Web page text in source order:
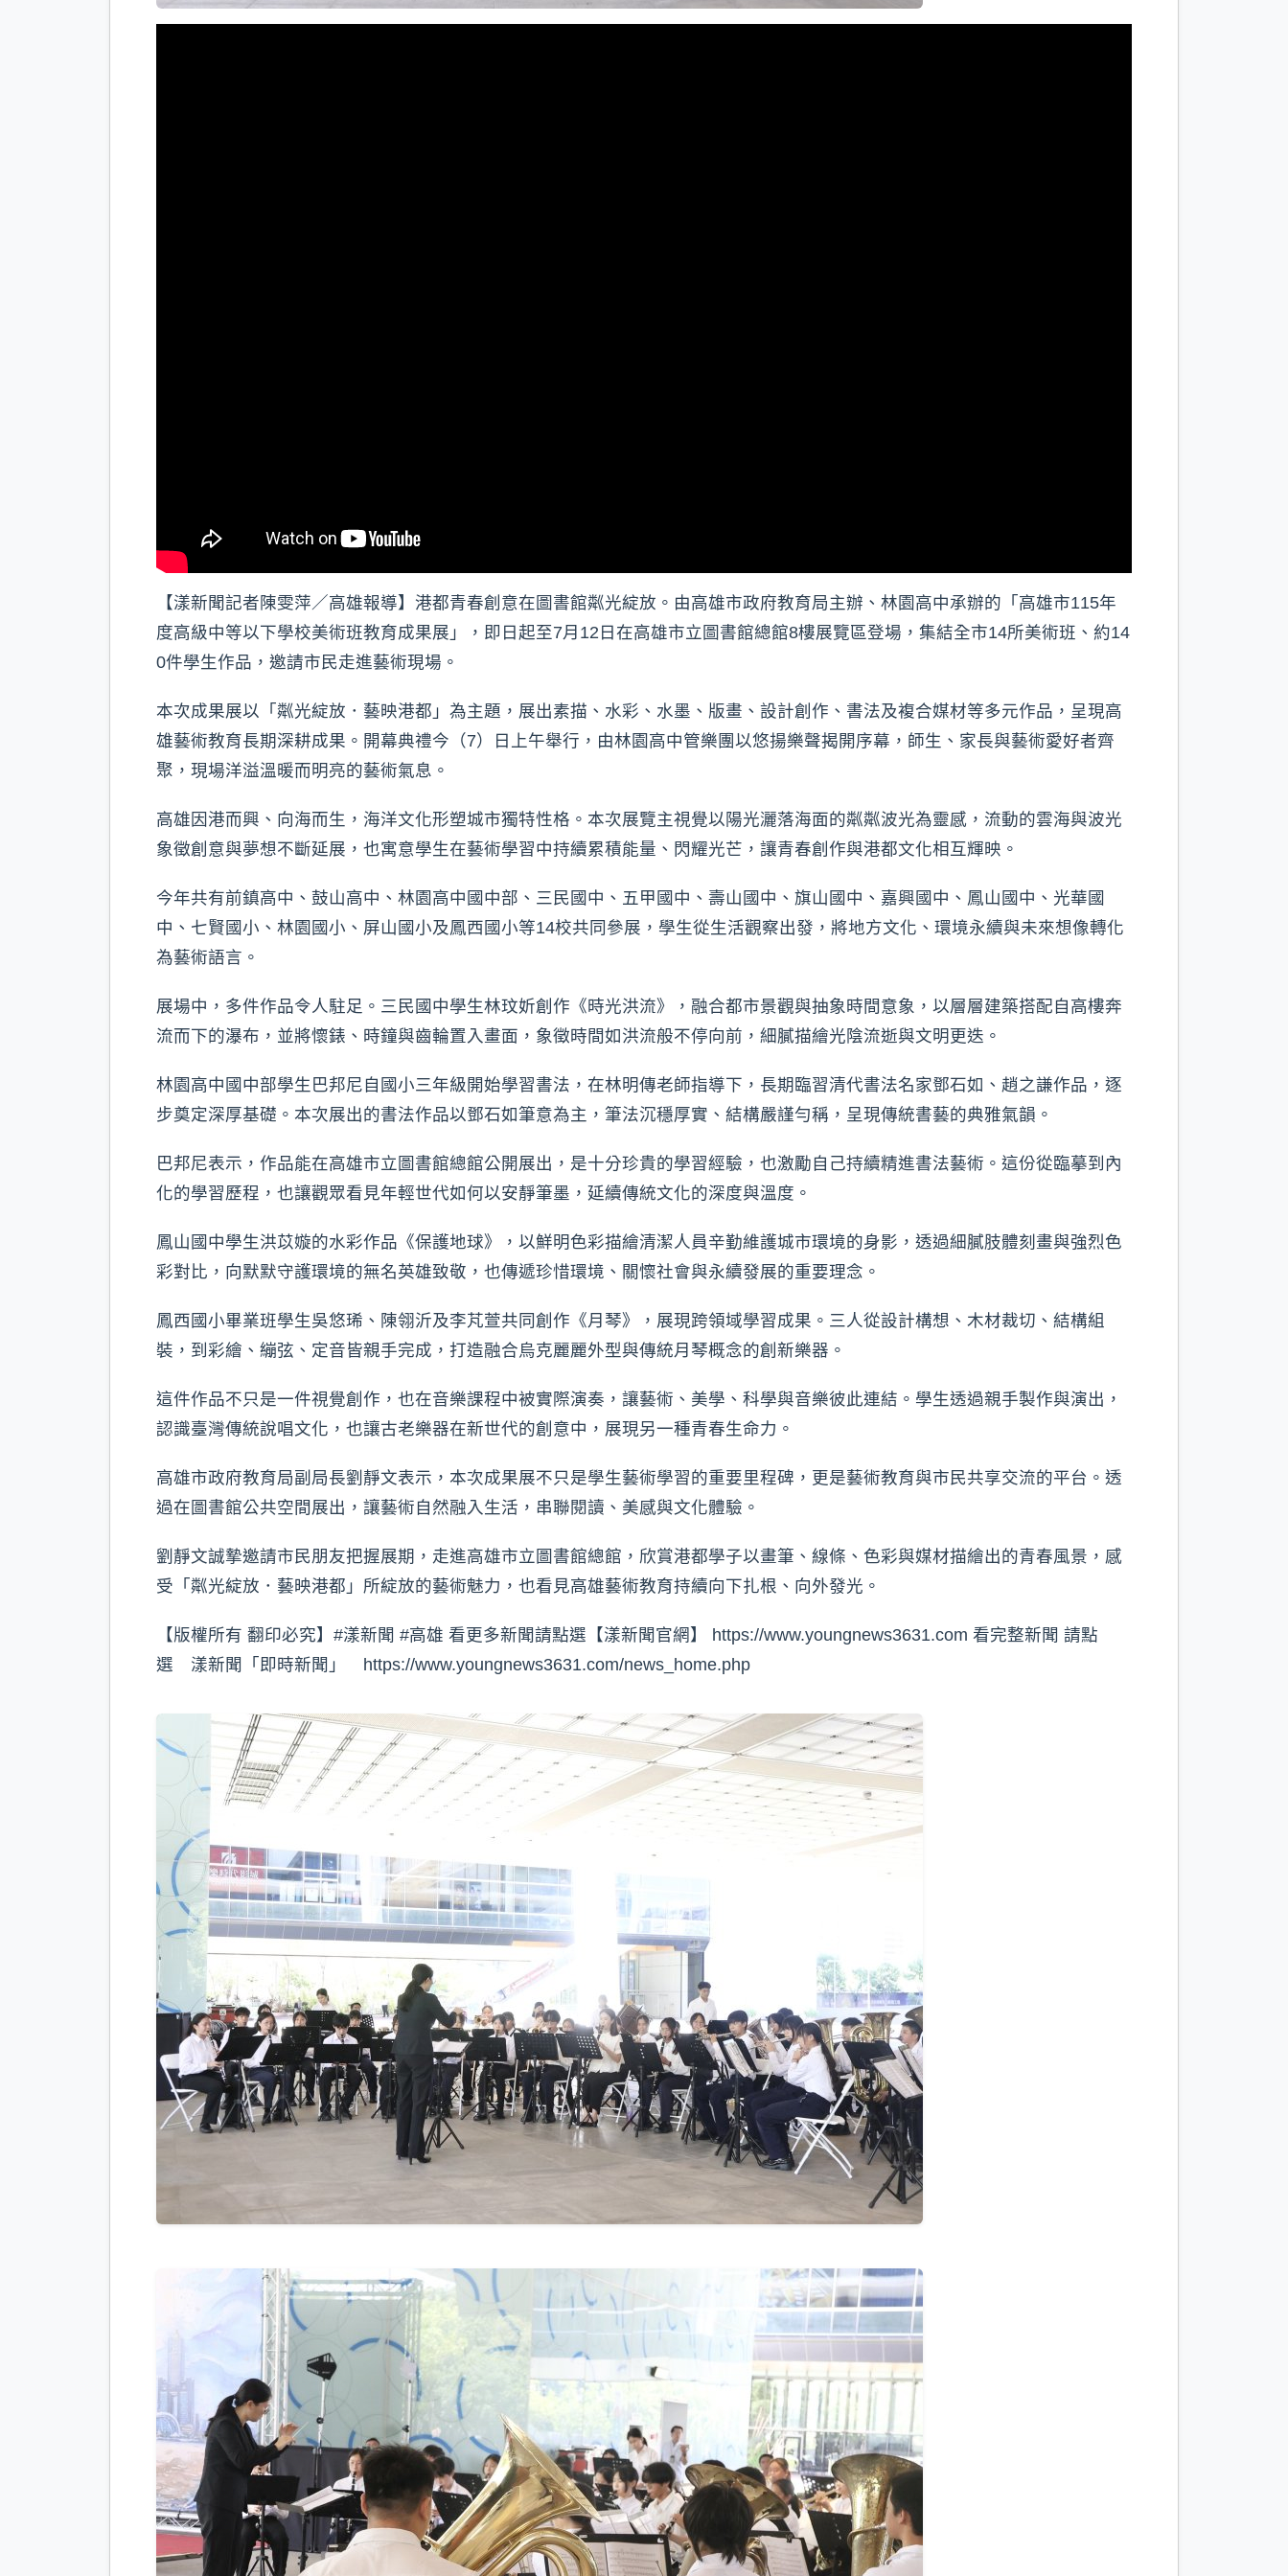
【漾新聞記者陳雯萍／高雄報導】港都青春創意在圖書館粼光綻放。由高雄市政府教育局主辦、林園高中承辦的「高雄市115年
度高級中等以下學校美術班教育成果展」，即日起至7月12日在高雄市立圖書館總館8樓展覽區登場，集結全市14所美術班、約14
0件學生作品，邀請市民走進藝術現場。
本次成果展以「粼光綻放．藝映港都」為主題，展出素描、水彩、水墨、版畫、設計創作、書法及複合媒材等多元作品，呈現高
雄藝術教育長期深耕成果。開幕典禮今（7）日上午舉行，由林園高中管樂團以悠揚樂聲揭開序幕，師生、家長與藝術愛好者齊
聚，現場洋溢溫暖而明亮的藝術氣息。
高雄因港而興、向海而生，海洋文化形塑城市獨特性格。本次展覽主視覺以陽光灑落海面的粼粼波光為靈感，流動的雲海與波光
象徵創意與夢想不斷延展，也寓意學生在藝術學習中持續累積能量、閃耀光芒，讓青春創作與港都文化相互輝映。
今年共有前鎮高中、鼓山高中、林園高中國中部、三民國中、五甲國中、壽山國中、旗山國中、嘉興國中、鳳山國中、光華國
中、七賢國小、林園國小、屏山國小及鳳西國小等14校共同參展，學生從生活觀察出發，將地方文化、環境永續與未來想像轉化
為藝術語言。
展場中，多件作品令人駐足。三民國中學生林玟妡創作《時光洪流》，融合都市景觀與抽象時間意象，以層層建築搭配自高樓奔
流而下的瀑布，並將懷錶、時鐘與齒輪置入畫面，象徵時間如洪流般不停向前，細膩描繪光陰流逝與文明更迭。
林園高中國中部學生巴邦尼自國小三年級開始學習書法，在林明傳老師指導下，長期臨習清代書法名家鄧石如、趙之謙作品，逐
步奠定深厚基礎。本次展出的書法作品以鄧石如筆意為主，筆法沉穩厚實、結構嚴謹勻稱，呈現傳統書藝的典雅氣韻。
巴邦尼表示，作品能在高雄市立圖書館總館公開展出，是十分珍貴的學習經驗，也激勵自己持續精進書法藝術。這份從臨摹到內
化的學習歷程，也讓觀眾看見年輕世代如何以安靜筆墨，延續傳統文化的深度與溫度。
鳳山國中學生洪苡嫙的水彩作品《保護地球》，以鮮明色彩描繪清潔人員辛勤維護城市環境的身影，透過細膩肢體刻畫與強烈色
彩對比，向默默守護環境的無名英雄致敬，也傳遞珍惜環境、關懷社會與永續發展的重要理念。
鳳西國小畢業班學生吳悠琋、陳翎沂及李芃萱共同創作《月琴》，展現跨領域學習成果。三人從設計構想、木材裁切、結構組
裝，到彩繪、繃弦、定音皆親手完成，打造融合烏克麗麗外型與傳統月琴概念的創新樂器。
這件作品不只是一件視覺創作，也在音樂課程中被實際演奏，讓藝術、美學、科學與音樂彼此連結。學生透過親手製作與演出，
認識臺灣傳統說唱文化，也讓古老樂器在新世代的創意中，展現另一種青春生命力。
高雄市政府教育局副局長劉靜文表示，本次成果展不只是學生藝術學習的重要里程碑，更是藝術教育與市民共享交流的平台。透
過在圖書館公共空間展出，讓藝術自然融入生活，串聯閱讀、美感與文化體驗。
劉靜文誠摯邀請市民朋友把握展期，走進高雄市立圖書館總館，欣賞港都學子以畫筆、線條、色彩與媒材描繪出的青春風景，感
受「粼光綻放．藝映港都」所綻放的藝術魅力，也看見高雄藝術教育持續向下扎根、向外發光。
【版權所有 翻印必究】#漾新聞 #高雄 看更多新聞請點選【漾新聞官網】 https://www.youngnews3631.com⁠ 看完整新聞 請點
選 漾新聞「即時新聞」 https://www.youngnews3631.com/news_home.php⁠